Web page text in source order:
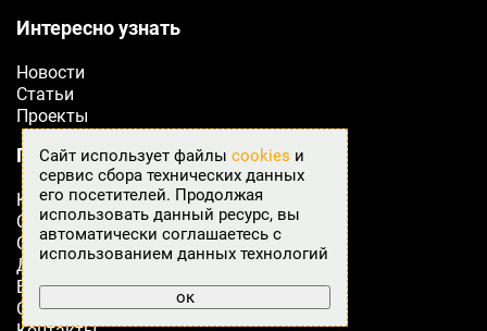
Интересно узнать
Новости
Статьи
Проекты
Подробнее о Fabreex
Как оформить заказ
Сертификаты
Оплата
Доставка
Возврат товара
Отзывы
Сайт использует файлы cookies и
сервис сбора технических данных
его посетителей. Продолжая
использовать данный ресурс, вы
автоматически соглашаетесь с
использованием данных технологий
ок